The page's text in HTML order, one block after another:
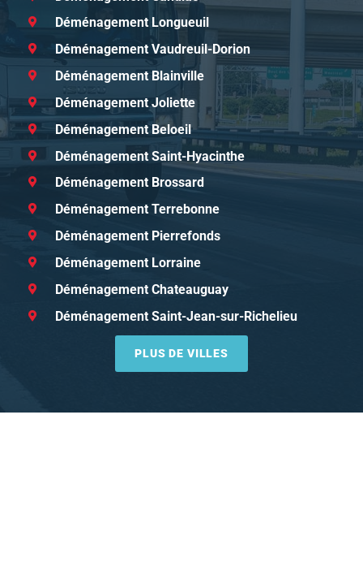
Déménagement Longueuil
Déménagement Vaudreuil-Dorion
Déménagement Blainville
Déménagement Joliette
Déménagement Beloeil
Déménagement Saint-Hyacinthe
Déménagement Brossard
Déménagement Terrebonne
Déménagement Pierrefonds
Déménagement Lorraine
Déménagement Chateauguay
Déménagement Saint-Jean-sur-Richelieu
PLUS DE VILLES